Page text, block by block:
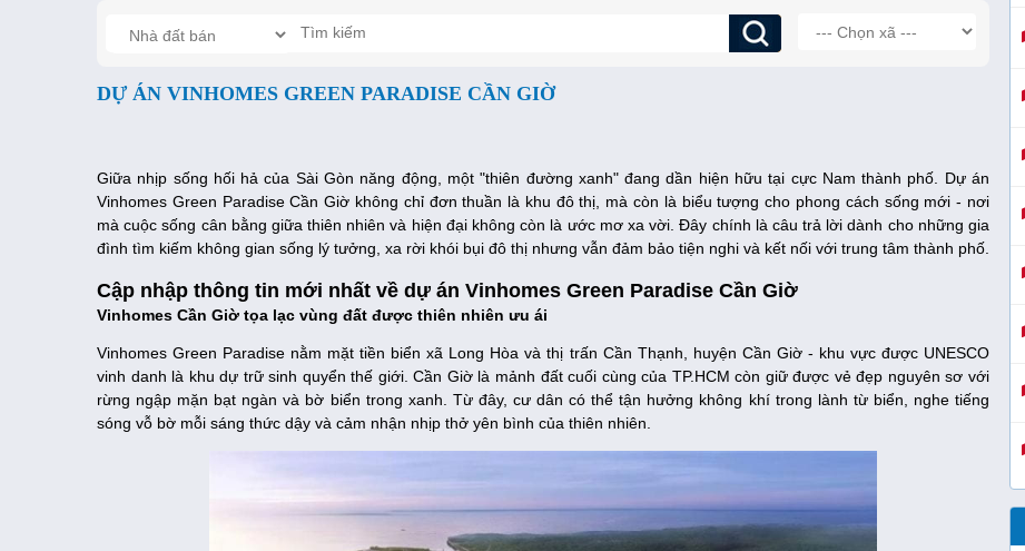
DỰ ÁN VINHOMES GREEN PARADISE CẦN GIỜ
Giữa nhịp sống hối hả của Sài Gòn năng động, một "thiên đường xanh" đang dần hiện hữu tại cực Nam thành phố. Dự án
Vinhomes Green Paradise Cần Giờ không chỉ đơn thuần là khu đô thị, mà còn là biểu tượng cho phong cách sống mới - nơi
mà cuộc sống cân bằng giữa thiên nhiên và hiện đại không còn là ước mơ xa vời. Đây chính là câu trả lời dành cho những gia
đình tìm kiếm không gian sống lý tưởng, xa rời khói bụi đô thị nhưng vẫn đảm bảo tiện nghi và kết nối với trung tâm thành phố.
Cập nhập thông tin mới nhất về dự án Vinhomes Green Paradise Cần Giờ
Vinhomes Cần Giờ tọa lạc vùng đất được thiên nhiên ưu ái
Vinhomes Green Paradise nằm mặt tiền biển xã Long Hòa và thị trấn Cần Thạnh, huyện Cần Giờ - khu vực được UNESCO
vinh danh là khu dự trữ sinh quyển thế giới. Cần Giờ là mảnh đất cuối cùng của TP.HCM còn giữ được vẻ đẹp nguyên sơ với
rừng ngập mặn bạt ngàn và bờ biển trong xanh. Từ đây, cư dân có thể tận hưởng không khí trong lành từ biển, nghe tiếng
sóng vỗ bờ mỗi sáng thức dậy và cảm nhận nhịp thở yên bình của thiên nhiên.